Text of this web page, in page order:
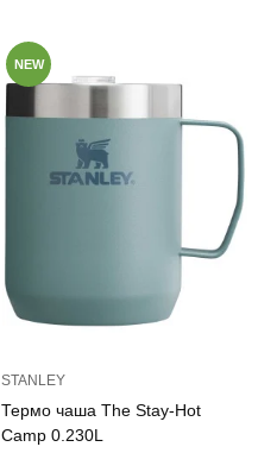
NEW
STANLEY
Термо чаша The Stay-Hot
Camp 0.230L